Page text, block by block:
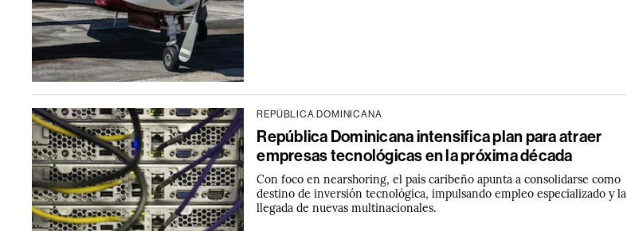
REPÚBLICA DOMINICANA
República Dominicana intensifica plan para atraer
empresas tecnológicas en la próxima década
Con foco en nearshoring, el país caribeño apunta a consolidarse como
destino de inversión tecnológica, impulsando empleo especializado y la
llegada de nuevas multinacionales.